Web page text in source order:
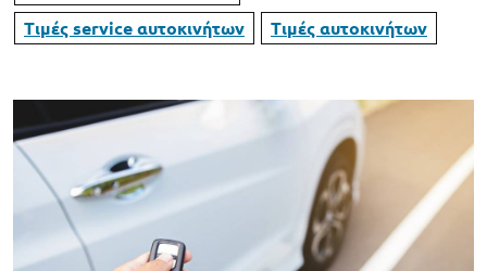
Τιμές service αυτοκινήτων
Τιμές αυτοκινήτων